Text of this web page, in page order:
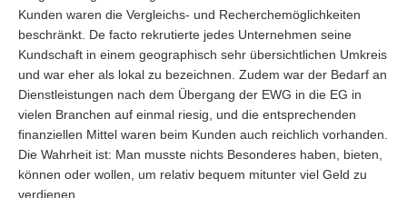
Kunden waren die Vergleichs- und Recherchemöglichkeiten
beschränkt. De facto rekrutierte jedes Unternehmen seine
Kundschaft in einem geographisch sehr übersichtlichen Umkreis
und war eher als lokal zu bezeichnen. Zudem war der Bedarf an
Dienstleistungen nach dem Übergang der EWG in die EG in
vielen Branchen auf einmal riesig, und die entsprechenden
finanziellen Mittel waren beim Kunden auch reichlich vorhanden.
Die Wahrheit ist: Man musste nichts Besonderes haben, bieten,
können oder wollen, um relativ bequem mitunter viel Geld zu
verdienen.